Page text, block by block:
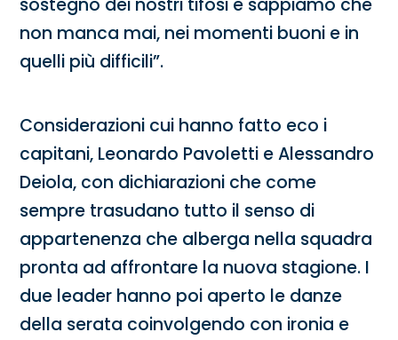
sostegno dei nostri tifosi e sappiamo che
non manca mai, nei momenti buoni e in
quelli più difficili”.
Considerazioni cui hanno fatto eco i
capitani, Leonardo Pavoletti e Alessandro
Deiola, con dichiarazioni che come
sempre trasudano tutto il senso di
appartenenza che alberga nella squadra
pronta ad affrontare la nuova stagione. I
due leader hanno poi aperto le danze
della serata coinvolgendo con ironia e